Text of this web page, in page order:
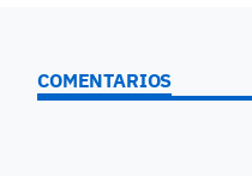
COMENTARIOS